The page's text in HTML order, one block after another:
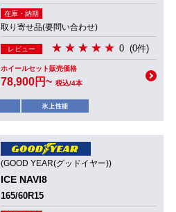
在庫・納期
取り寄せ品(要問い合わせ)
レビュー 0 (0件)
ホイールセット販売価格
78,900円~ 税込/4本
(GOOD YEAR(グッドイヤー))
ICE NAVI8
165/60R15